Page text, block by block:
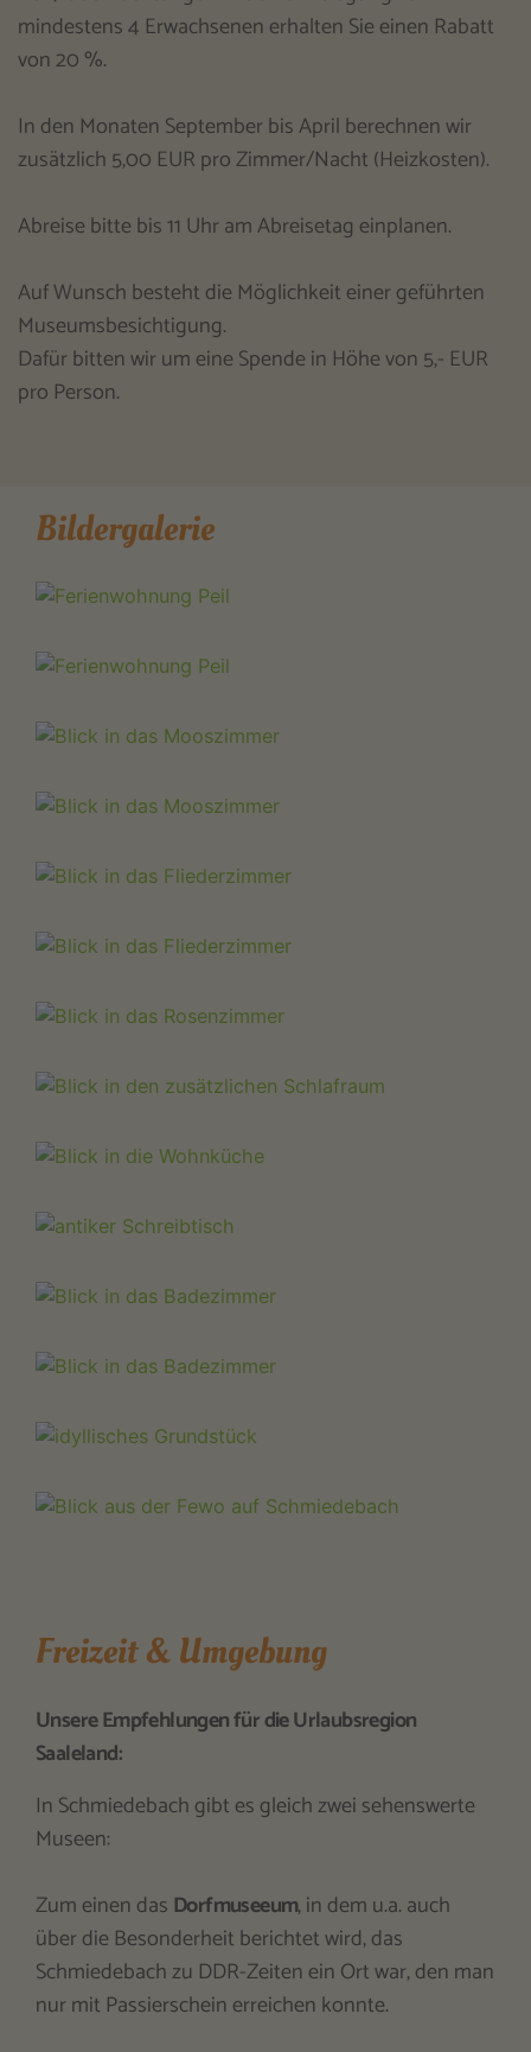
mindestens 4 Erwachsenen erhalten Sie einen Rabatt
von 20 %.
In den Monaten September bis April berechnen wir
zusätzlich 5,00 EUR pro Zimmer/Nacht (Heizkosten).
Abreise bitte bis 11 Uhr am Abreisetag einplanen.
Auf Wunsch besteht die Möglichkeit einer geführten
Museumsbesichtigung.
Dafür bitten wir um eine Spende in Höhe von 5,- EUR
pro Person.
Bildergalerie
Freizeit & Umgebung
Unsere Empfehlungen für die Urlaubsregion
Saaleland:
In Schmiedebach gibt es gleich zwei sehenswerte
Museen:
Zum einen das Dorfmuseeum, in dem u.a. auch
über die Besonderheit berichtet wird, das
Schmiedebach zu DDR-Zeiten ein Ort war, den man
nur mit Passierschein erreichen konnte.